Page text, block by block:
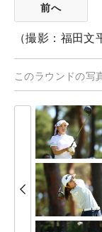
前へ
（撮影：福田文
このラウンドの写